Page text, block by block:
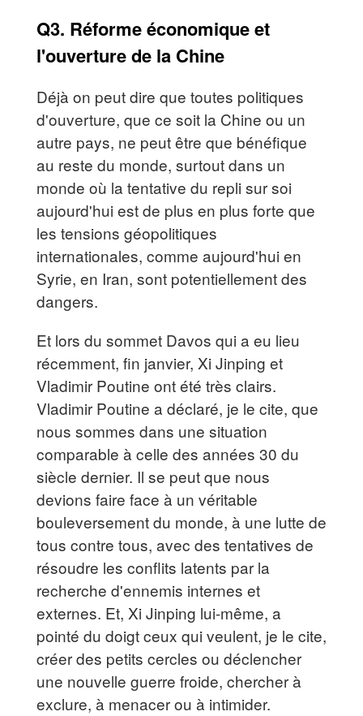
Q3. Réforme économique et
l'ouverture de la Chine
Déjà on peut dire que toutes politiques
d'ouverture, que ce soit la Chine ou un
autre pays, ne peut être que bénéfique
au reste du monde, surtout dans un
monde où la tentative du repli sur soi
aujourd'hui est de plus en plus forte que
les tensions géopolitiques
internationales, comme aujourd'hui en
Syrie, en Iran, sont potentiellement des
dangers.
Et lors du sommet Davos qui a eu lieu
récemment, fin janvier, Xi Jinping et
Vladimir Poutine ont été très clairs.
Vladimir Poutine a déclaré, je le cite, que
nous sommes dans une situation
comparable à celle des années 30 du
siècle dernier. Il se peut que nous
devions faire face à un véritable
bouleversement du monde, à une lutte de
tous contre tous, avec des tentatives de
résoudre les conflits latents par la
recherche d'ennemis internes et
externes. Et, Xi Jinping lui-même, a
pointé du doigt ceux qui veulent, je le cite,
créer des petits cercles ou déclencher
une nouvelle guerre froide, chercher à
exclure, à menacer ou à intimider.